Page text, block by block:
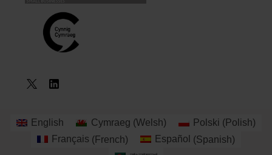
English Cymraeg (Welsh) Polski (Polish)
Français (French) Español (Spanish)
একটি কোর্স
বুক করুন